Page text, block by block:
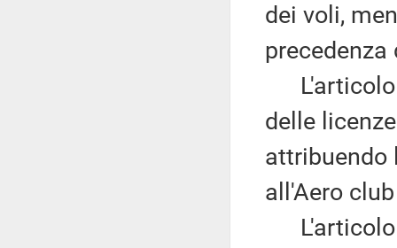
dei voli,
L'articolo
delle
attribuendo
all'Aero
L'articolo